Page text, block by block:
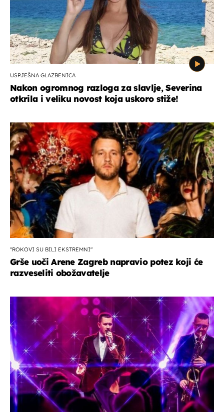
USPJEŠNA GLAZBENICA
Nakon ogromnog razloga za slavlje, Severina
otkrila i veliku novost koja uskoro stiže!
"ROKOVI SU BILI EKSTREMNI"
Grše uoči Arene Zagreb napravio potez koji će
razveseliti obožavatelje